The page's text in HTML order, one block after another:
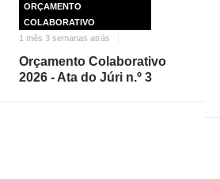
ORÇAMENTO
COLABORATIVO
1 mês 3 semanas atrás
Orçamento Colaborativo
2026 - Ata do Júri n.º 3